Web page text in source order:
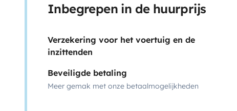
Inbegrepen in de huurprijs
Verzekering voor het voertuig en de
inzittenden
Beveiligde betaling
Meer gemak met onze betaalmogelijkheden